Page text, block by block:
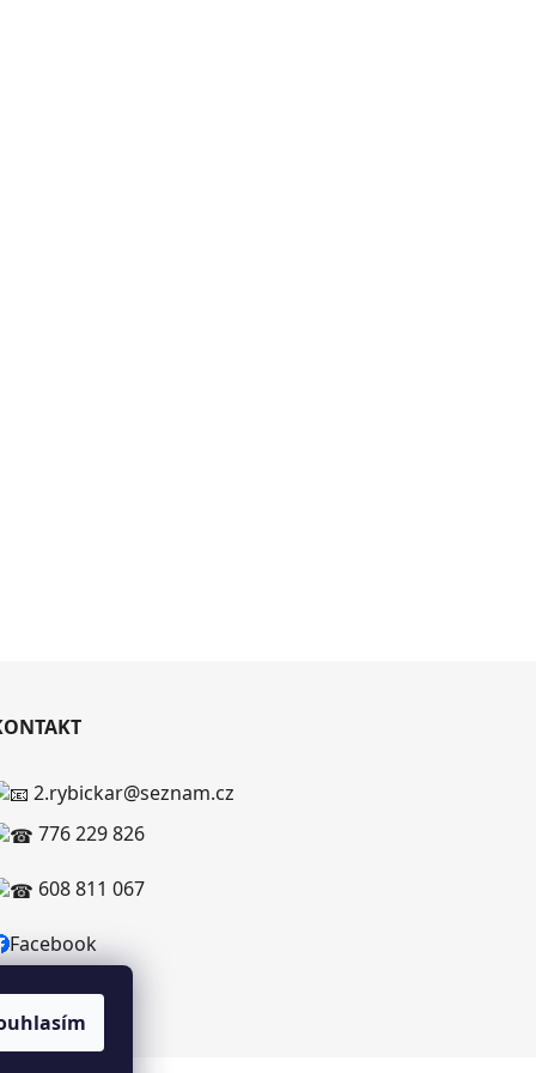
2.rybickar@seznam.cz
776 229 826
608 811 067
Facebook